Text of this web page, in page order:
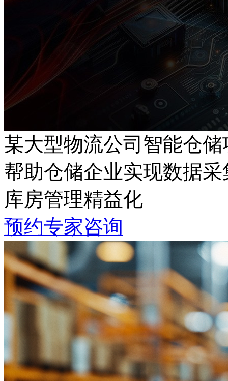
某大型物流公司智能仓
帮助仓储企业实现数据采集
库房管理精益化
预约专家咨询